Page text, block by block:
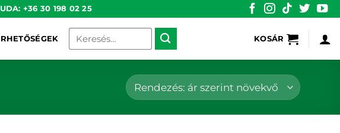
+36 30 198 02 25
Keresés
következőre:
KOSÁR